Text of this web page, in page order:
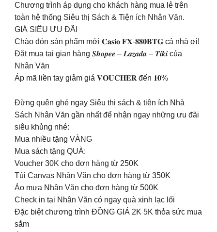
Chương trình áp dụng cho khách hàng mua lẻ trên
toàn hệ thống Siêu thị Sách & Tiện ích Nhân Văn.
GIÁ SIÊU ƯU ĐÃI
Chào đón sản phẩm mới 𝐂𝐚𝐬𝐢𝐨 𝐅𝐗-𝟖𝟖𝟎𝐁𝐓𝐆 cả nhà ơi!
Đặt mua tại gian hàng 𝑺𝒉𝒐𝒑𝒆𝒆 – 𝑳𝒂𝒛𝒂𝒅𝒂 – 𝑻𝒊𝒌𝒊 của
Nhân Văn
Áp mã liền tay giảm giá 𝐕𝐎𝐔𝐂𝐇𝐄𝐑 đến 𝟏𝟎%
Đừng quên ghé ngay Siêu thị sách & tiện ích Nhà
Sách Nhân Văn gần nhất để nhận ngay những ưu đãi
siêu khủng nhé:
Mua nhiều tặng VÀNG
Mua sách tặng QUÀ:
Voucher 30K cho đơn hàng từ 250K
Túi Canvas Nhân Văn cho đơn hàng từ 350K
Áo mưa Nhân Văn cho đơn hàng từ 500K
Check in tại Nhân Văn có ngay quà xinh lạc lối
Đặc biệt chương trình ĐỒNG GIÁ 2K 5K thỏa sức mua
sắm